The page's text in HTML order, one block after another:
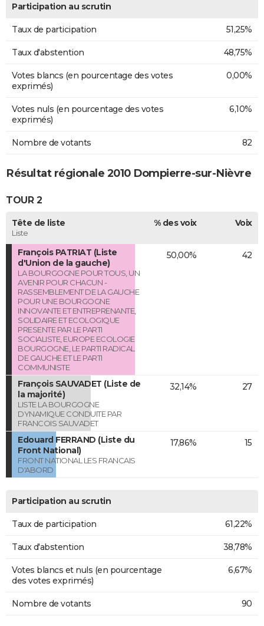
Participation au scrutin
Taux de participation 51,25%
Taux d'abstention 48,75%
Votes blancs (en pourcentage des votes
exprimés)
0,00%
Votes nuls (en pourcentage des votes
exprimés)
6,10%
Nombre de votants 82
Résultat régionale 2010 Dompierre-sur-Nièvre
TOUR 2
Tête de liste
Liste
% des voix Voix
François PATRIAT (Liste
d'Union de la gauche)
LA BOURGOGNE POUR TOUS, UN
AVENIR POUR CHACUN -
RASSEMBLEMENT DE LA GAUCHE
POUR UNE BOURGOGNE
INNOVANTE ET ENTREPRENANTE,
SOLIDAIRE ET ECOLOGIQUE
PRESENTE PAR LE PARTI
SOCIALISTE, EUROPE ECOLOGIE
BOURGOGNE, LE PARTI RADICAL
DE GAUCHE ET LE PARTI
COMMUNISTE
50,00% 42
François SAUVADET (Liste de
la majorité)
LISTE LA BOURGOGNE
DYNAMIQUE CONDUITE PAR
FRANCOIS SAUVADET
32,14% 27
Edouard FERRAND (Liste du
Front National)
FRONT NATIONAL LES FRANCAIS
D'ABORD
17,86% 15
Participation au scrutin
Taux de participation 61,22%
Taux d'abstention 38,78%
Votes blancs et nuls (en pourcentage
des votes exprimés)
6,67%
Nombre de votants 90